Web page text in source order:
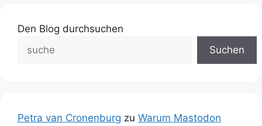
Den Blog durchsuchen
Suchen
Petra van Cronenburg zu Warum Mastodon